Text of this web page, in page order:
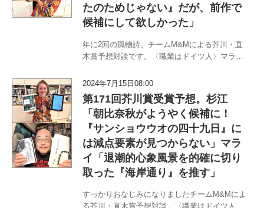
たのためじゃない』だが、前作で
候補にして欲しかった」
年に2回の風物詩、チームM&Mによる芥川・直
木賞予想対談です。〈職業はドイツ人〉マラ
松恋のチームM&Mが7月17日に選考会が行われ
る第171回芥川・直木賞の裏の裏まで読み尽く
します。…
2024年7月15日08:00
第171回芥川賞受賞予想。杉江
「朝比奈秋がようやく候補に！
『サンショウウオの四十九日』に
は減点要素が見つからない」マラ
イ「退潮的心象風景を的確に切り
取った『海岸通り』を推す」
すっかりおなじみになりましたチームM&Mによ
る芥川・直木賞予想対談。〈職業はドイツ人〉